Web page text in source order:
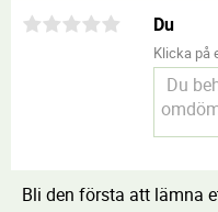
Du
Klicka på
Bli den första att lämna